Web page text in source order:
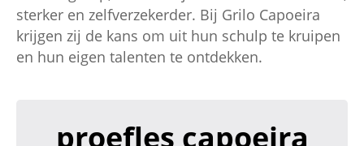
sterker en zelfverzekerder. Bij Grilo Capoeira
krijgen zij de kans om uit hun schulp te kruipen
en hun eigen talenten te ontdekken.
proefles capoeira